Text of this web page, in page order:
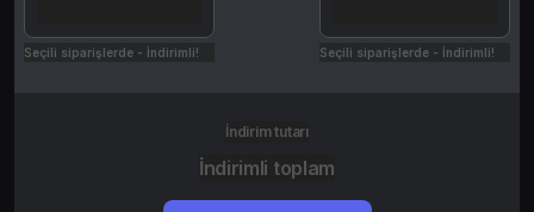
Seçili siparişlerde - İndirimli! Seçili siparişlerde - İndirimli!
İndirim tutarı
İndirimli toplam